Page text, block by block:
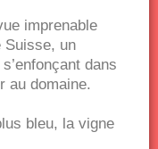
imprenable
Suisse, un
dans
au domaine.
bleu, la vigne